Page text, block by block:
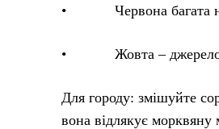
• Червона багата на
• Жовта – джерело
Для городу: змішуйте
вона відлякує морквяну